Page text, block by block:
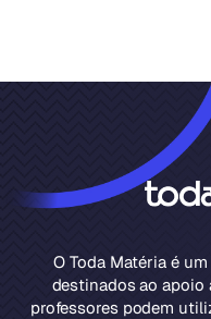
O Toda Matéria é
destinados ao apoio
professores podem